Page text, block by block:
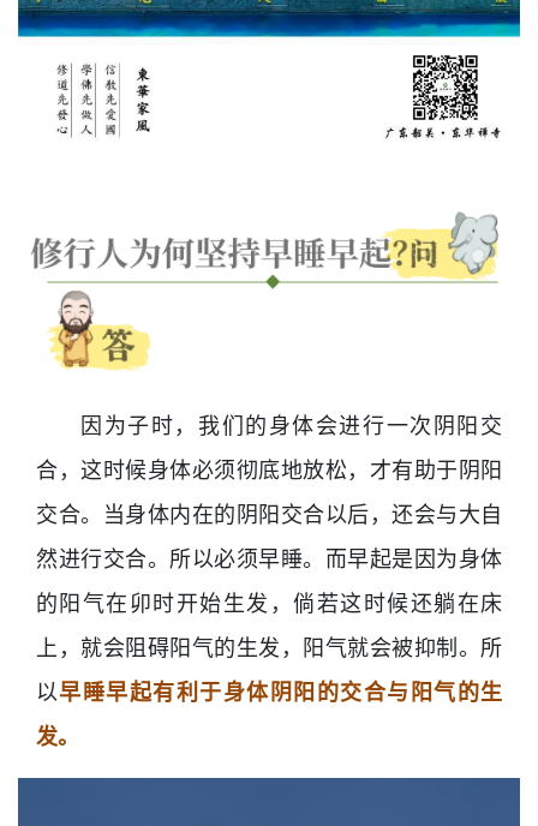
因为子时，我们的身体会进行一次阴阳交
合，这时候身体必须彻底地放松，才有助于阴阳
交合。当身体内在的阴阳交合以后，还会与大自
然进行交合。所以必须早睡。而早起是因为身体
的阳气在卯时开始生发，倘若这时候还躺在床
上，就会阻碍阳气的生发，阳气就会被抑制。所
以早睡早起有利于身体阴阳的交合与阳气的生
发。